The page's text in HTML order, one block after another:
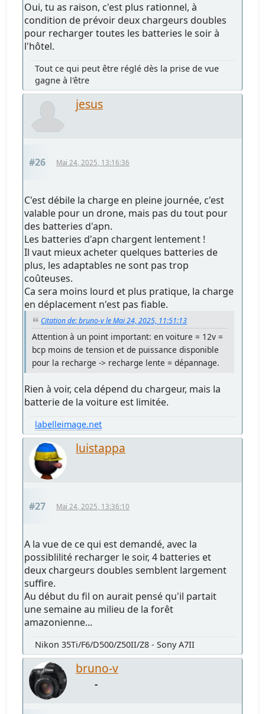
Oui, tu as raison, c'est plus rationnel, à
condition de prévoir deux chargeurs doubles
pour recharger toutes les batteries le soir à
l'hôtel.
Tout ce qui peut être réglé dès la prise de vue
gagne à l'être
jesus
#26 Mai 24, 2025, 13:16:36
C'est débile la charge en pleine journée, c'est
valable pour un drone, mais pas du tout pour
des batteries d'apn.
Les batteries d'apn chargent lentement !
Il vaut mieux acheter quelques batteries de
plus, les adaptables ne sont pas trop
coûteuses.
Ca sera moins lourd et plus pratique, la charge
en déplacement n'est pas fiable.
Citation de: bruno-v le Mai 24, 2025, 11:51:13
Attention à un point important: en voiture = 12v =
bcp moins de tension et de puissance disponible
pour la recharge -> recharge lente = dépannage.
Rien à voir, cela dépend du chargeur, mais la
batterie de la voiture est limitée.
labelleimage.net
luistappa
#27 Mai 24, 2025, 13:36:10
A la vue de ce qui est demandé, avec la
possiblilité recharger le soir, 4 batteries et
deux chargeurs doubles semblent largement
suffire.
Au début du fil on aurait pensé qu'il partait
une semaine au milieu de la forêt
amazonienne...
Nikon 35Ti/F6/D500/Z50II/Z8 - Sony A7II
bruno-v
-